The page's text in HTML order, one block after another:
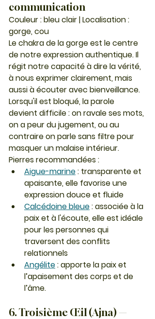
communication
Couleur : bleu clair | Localisation :
gorge, cou
Le chakra de la gorge est le centre
de notre expression authentique. Il
régit notre capacité à dire la vérité,
à nous exprimer clairement, mais
aussi à écouter avec bienveillance.
Lorsqu'il est bloqué, la parole
devient difficile : on ravale ses mots,
on a peur du jugement, ou au
contraire on parle sans filtre pour
masquer un malaise intérieur.
Pierres recommandées :
Aigue-marine : transparente et
apaisante, elle favorise une
expression douce et fluide
Calcédoine bleue : associée à la
paix et à l'écoute, elle est idéale
pour les personnes qui
traversent des conflits
relationnels
Angélite : apporte la paix et
l’apaisement des corps et de
l’âme.
6. Troisième Œil (Ajna) —